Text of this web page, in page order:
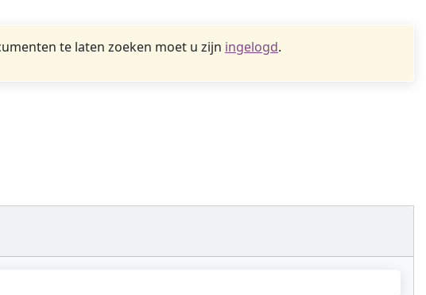
te laten zoeken moet u zijn ingelogd.